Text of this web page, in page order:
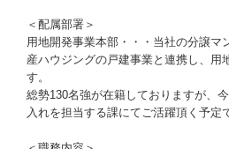
＜配属部署＞
用地開発事業本部・・・当社の分譲マ
産ハウジングの戸建事業と連携し、用
す。
総勢130名強が在籍しておりますが、
入れを担当する課にてご活躍頂く予定